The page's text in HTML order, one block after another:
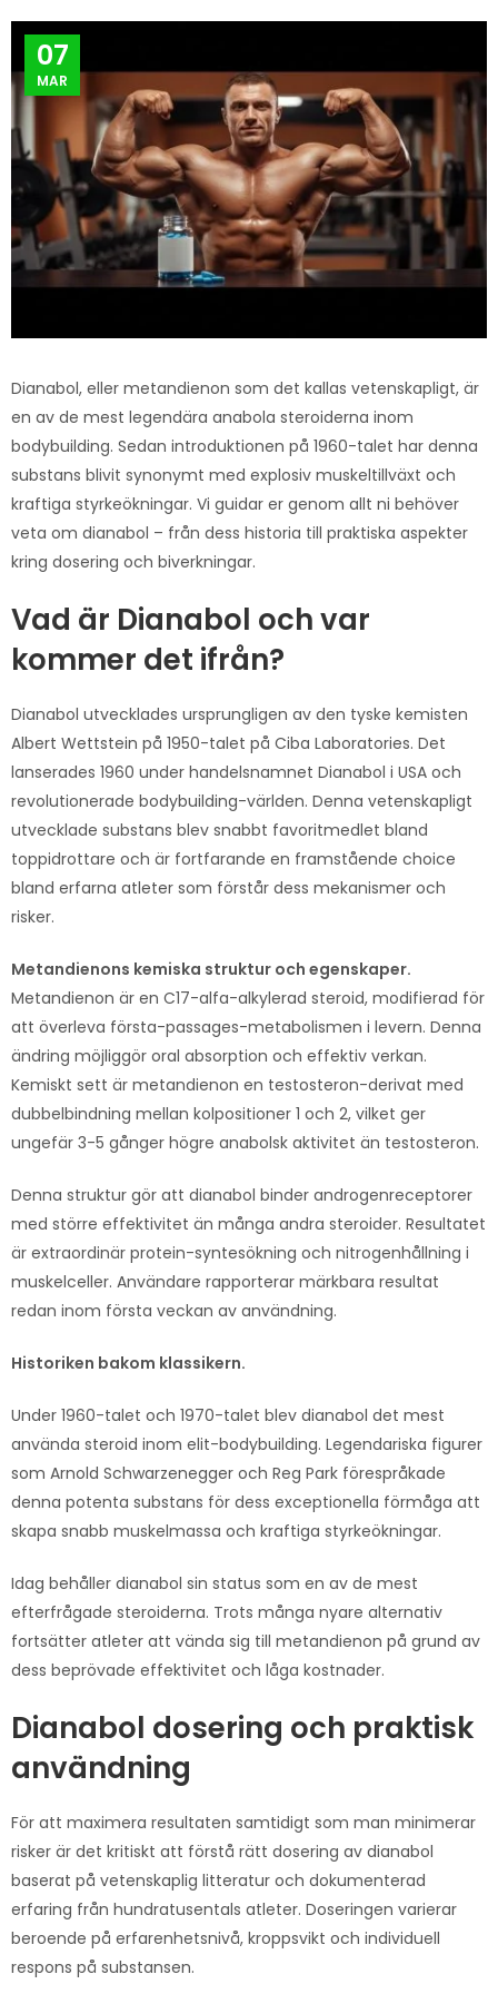
07
MAR
Dianabol, eller metandienon som det kallas vetenskapligt, är
en av de mest legendära anabola steroiderna inom
bodybuilding. Sedan introduktionen på 1960-talet har denna
substans blivit synonymt med explosiv muskeltillväxt och
kraftiga styrkeökningar. Vi guidar er genom allt ni behöver
veta om dianabol – från dess historia till praktiska aspekter
kring dosering och biverkningar.
Vad är Dianabol och var
kommer det ifrån?
Dianabol utvecklades ursprungligen av den tyske kemisten
Albert Wettstein på 1950-talet på Ciba Laboratories. Det
lanserades 1960 under handelsnamnet Dianabol i USA och
revolutionerade bodybuilding-världen. Denna vetenskapligt
utvecklade substans blev snabbt favoritmedlet bland
toppidrottare och är fortfarande en framstående choice
bland erfarna atleter som förstår dess mekanismer och
risker.
Metandienons kemiska struktur och egenskaper.
Metandienon är en C17-alfa-alkylerad steroid, modifierad för
att överleva första-passages-metabolismen i levern. Denna
ändring möjliggör oral absorption och effektiv verkan.
Kemiskt sett är metandienon en testosteron-derivat med
dubbelbindning mellan kolpositioner 1 och 2, vilket ger
ungefär 3-5 gånger högre anabolsk aktivitet än testosteron.
Denna struktur gör att dianabol binder androgenreceptorer
med större effektivitet än många andra steroider. Resultatet
är extraordinär protein-syntesökning och nitrogenhållning i
muskelceller. Användare rapporterar märkbara resultat
redan inom första veckan av användning.
Historiken bakom klassikern.
Under 1960-talet och 1970-talet blev dianabol det mest
använda steroid inom elit-bodybuilding. Legendariska figurer
som Arnold Schwarzenegger och Reg Park förespråkade
denna potenta substans för dess exceptionella förmåga att
skapa snabb muskelmassa och kraftiga styrkeökningar.
Idag behåller dianabol sin status som en av de mest
efterfrågade steroiderna. Trots många nyare alternativ
fortsätter atleter att vända sig till metandienon på grund av
dess beprövade effektivitet och låga kostnader.
Dianabol dosering och praktisk
användning
För att maximera resultaten samtidigt som man minimerar
risker är det kritiskt att förstå rätt dosering av dianabol
baserat på vetenskaplig litteratur och dokumenterad
erfaring från hundratusentals atleter. Doseringen varierar
beroende på erfarenhetsnivå, kroppsvikt och individuell
respons på substansen.